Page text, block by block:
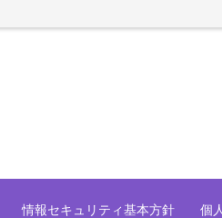
情報セキュリティ基本方針 個